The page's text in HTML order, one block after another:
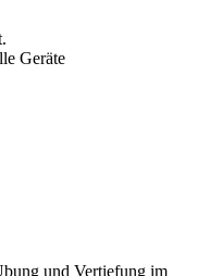
Geräte
und Vertiefung im